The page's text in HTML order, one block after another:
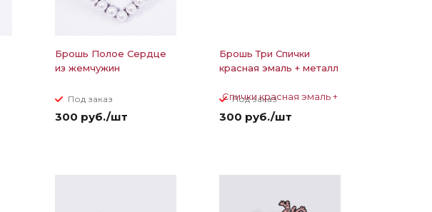
Брошь Полое Сердце
из жемчужин
Под заказ
300 руб./шт
Брошь Три Спички
красная эмаль + металл
Под заказ
300 руб./шт